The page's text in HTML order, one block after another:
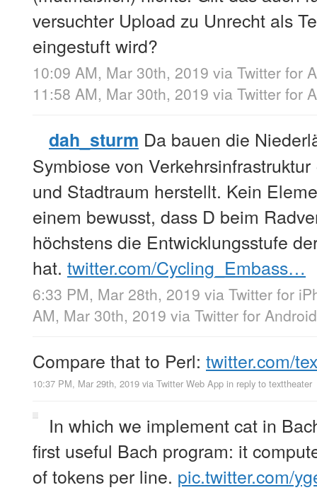
versuchter Upload zu Unrecht als
eingestuft wird?
10:09 AM, Mar 30th, 2019 via Twitter for
11:58 AM, Mar 30th, 2019 via Twitter for
dah_sturm Da bauen die
Symbiose von
und Stadtraum herstellt. Kein
einem bewusst, dass D beim
höchstens die Entwicklungsstufe
hat. twitter.com/Cycling_Embass…
6:33 PM, Mar 28th, 2019 via Twitter for
AM, Mar 30th, 2019 via Twitter for Android
Compare that to Perl: twitter.com/
10:37 PM, Mar 29th, 2019 via Twitter Web App in reply to texttheater
In which we implement cat in
first useful Bach program: it
of tokens per line. pic.twitter.com/